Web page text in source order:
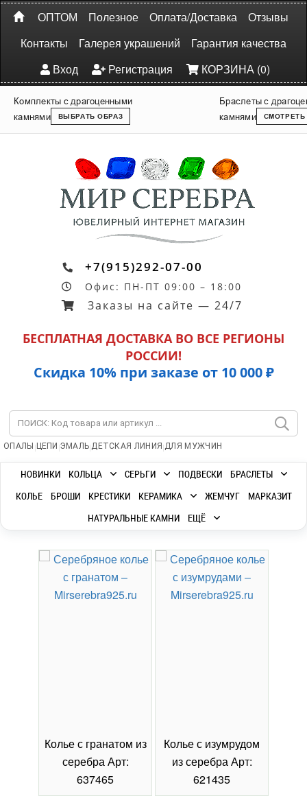
ОПТОМ Полезное Оплата/Доставка
Отзывы
Контакты
Галерея украшений
Гарантия качества
Вход
Регистрация КОРЗИНА (0)
Комплекты с драгоценными
камнями
ВЫБРАТЬ ОБРАЗ
Браслеты с
камнями
СМОТРЕТЬ
+7(915)292-07-00
Офис: ПН-ПТ 09:00 – 18:00
Заказы на сайте — 24/7
БЕСПЛАТНАЯ ДОСТАВКА ВО ВСЕ РЕГИОНЫ
РОССИИ!
Скидка 10% при заказе от 10 000 ₽
ОПАЛЫ | ЦЕПИ |ЭМАЛЬ|ДЕТСКАЯ ЛИНИЯ |ДЛЯ МУЖЧИН
НОВИНКИ КОЛЬЦА СЕРЬГИ ПОДВЕСКИ
БРАСЛЕТЫ
КОЛЬЕ
БРОШИ КРЕСТИКИ КЕРАМИКА ЖЕМЧУГ
МАРКАЗИТ
НАТУРАЛЬНЫЕ КАМНИ
ЕЩЁ
Колье с гранатом из
серебра Арт:
637465
Колье с изумрудом
из серебра Арт:
621435